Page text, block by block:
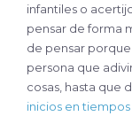
infantiles o
pensar de forma
de pensar porque
persona que
cosas, hasta que
inicios en